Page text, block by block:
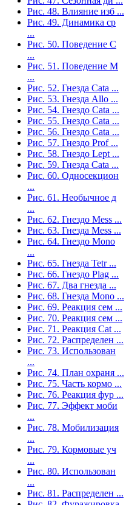
Рис. 48. Влияние изб ...
Рис. 49. Динамика ср
...
Рис. 50. Поведение C
...
Рис. 51. Поведение M
...
Рис. 52. Гнезда Cata ...
Рис. 53. Гнезда Allo ...
Рис. 54. Гнездо Cata ...
Рис. 55. Гнездо Cata ...
Рис. 56. Гнездо Cata ...
Рис. 57. Гнездо Prof ...
Рис. 58. Гнездо Lept ...
Рис. 59. Гнезда Cata ...
Рис. 60. Односекцион
...
Рис. 61. Необычное д
...
Рис. 62. Гнездо Mess ...
Рис. 63. Гнезда Mess ...
Рис. 64. Гнездо Mono
...
Рис. 65. Гнезда Tetr ...
Рис. 66. Гнездо Plag ...
Рис. 67. Два гнезда ...
Рис. 68. Гнезда Mono ...
Рис. 69. Реакция сем ...
Рис. 70. Реакция сем ...
Рис. 71. Реакция Cat ...
Рис. 72. Распределен ...
Рис. 73. Использован
...
Рис. 74. План охраня ...
Рис. 75. Часть кормо ...
Рис. 76. Реакция фур ...
Рис. 77. Эффект моби
...
Рис. 78. Мобилизация
...
Рис. 79. Кормовые уч
...
Рис. 80. Использован
...
Рис. 81. Распределен ...